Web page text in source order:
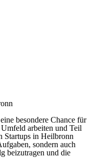
besondere Chance für
arbeiten und Teil
Startups in Heilbronn
sondern auch
beizutragen und die